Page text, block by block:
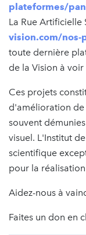
plateformes/
La Rue Artificielle
vision.com/
toute dernière
de la Vision à voir
Ces projets
d'amélioration de
souvent
visuel. L'Institut
scientifique
pour la
Aidez-nous à
Faites un don en